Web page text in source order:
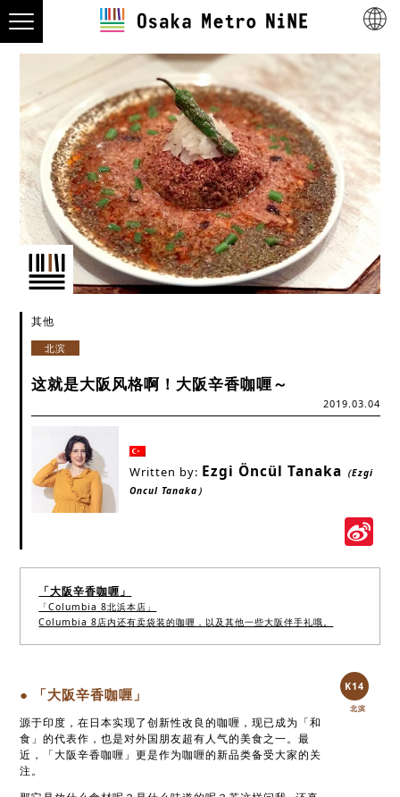
其他
北滨
这就是大阪风格啊！大阪辛香咖喱～
2019.03.04
Written by: Ezgi Öncül Tanaka （Ezgi
Oncul Tanaka）
「大阪辛香咖喱」
「Columbia 8北浜本店」
Columbia 8店内还有卖袋装的咖喱，以及其他一些大阪伴手礼哦。
● 「大阪辛香咖喱」
源于印度，在日本实现了创新性改良的咖喱，现已成为「和
食」的代表作，也是对外国朋友超有人气的美食之一。最
近，「大阪辛香咖喱」更是作为咖喱的新品类备受大家的关
注。
K14
北滨